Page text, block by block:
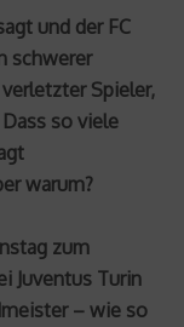
und der FC
schwerer
Spieler,
so viele
warum?
zum
Juventus Turin
– wie so